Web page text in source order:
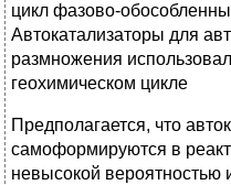
цикл фазово-
Автокатализаторы для
размножения
геохимическом цикле
Предполагается, что
самоформируются в
невысокой вероятностью